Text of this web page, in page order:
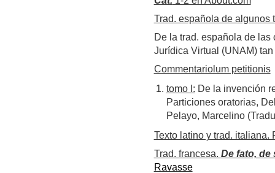
Trad. española de algunos
De la trad. española de
Jurídica Virtual (UNAM)
Commentariolum petitionis
tomo I: De la invención
Particiones oratorias,
Pelayo, Marcelino
Texto latino y trad. italiana.
Trad. francesa. De fato, de
Ravasse